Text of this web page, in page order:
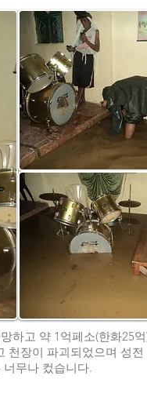
하고 약 1억페소(한화25
천장이 파괴되었으며 성
무나 컸습니다.